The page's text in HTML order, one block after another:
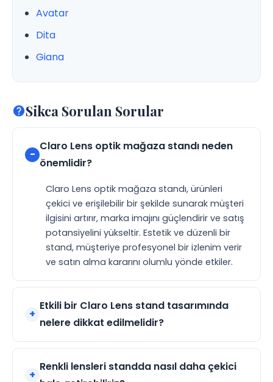
Avatar
Dita
Giana
Sikca Sorulan Sorular
Claro Lens optik mağaza standı neden
önemlidir?
Claro Lens optik mağaza standı, ürünleri
çekici ve erişilebilir bir şekilde sunarak müşteri
ilgisini artırır, marka imajını güçlendirir ve satış
potansiyelini yükseltir. Estetik ve düzenli bir
stand, müşteriye profesyonel bir izlenim verir
ve satın alma kararını olumlu yönde etkiler.
Etkili bir Claro Lens stand tasarımında
nelere dikkat edilmelidir?
Renkli lensleri standda nasıl daha çekici